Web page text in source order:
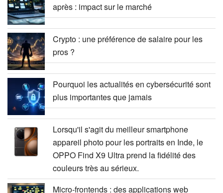
après : impact sur le marché
Crypto : une préférence de salaire pour les
pros ?
Pourquoi les actualités en cybersécurité sont
plus importantes que jamais
Lorsqu'il s'agit du meilleur smartphone
appareil photo pour les portraits en Inde, le
OPPO Find X9 Ultra prend la fidélité des
couleurs très au sérieux.
Micro-frontends : des applications web